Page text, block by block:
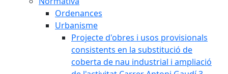
Ordenances
Urbanisme
Projecte d'obres i usos provisionals
consistents en la substitució de
coberta de nau industrial i ampliació